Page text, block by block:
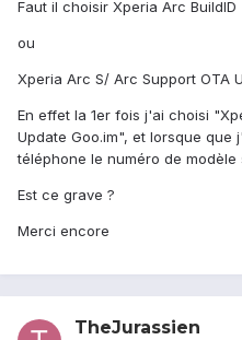
Faut il choisir Xperia Arc BuildID
ou
Xperia Arc S/ Arc Support OTA
En effet la 1er fois j'ai choisi
Update Goo.im", et lorsque
téléphone le numéro de modèle
Est ce grave ?
Merci encore
TheJurassien